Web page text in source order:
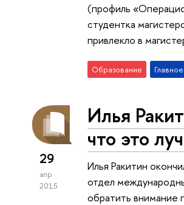
(профиль
студентка
привлекло в
Образование Главное
29
апр
2015
Илья
что это
Илья Ракитин
отдел
обратить внимание